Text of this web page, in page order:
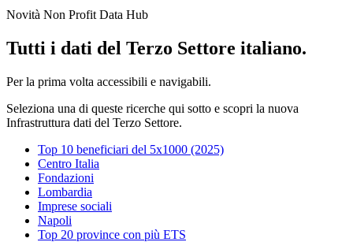
Novità Non Profit Data Hub
Tutti i dati del Terzo Settore italiano.
Per la prima volta accessibili e navigabili.
Seleziona una di queste ricerche qui sotto e scopri la nuova
Infrastruttura dati del Terzo Settore.
Top 10 beneficiari del 5x1000 (2025)
Centro Italia
Fondazioni
Lombardia
Imprese sociali
Napoli
Top 20 province con più ETS